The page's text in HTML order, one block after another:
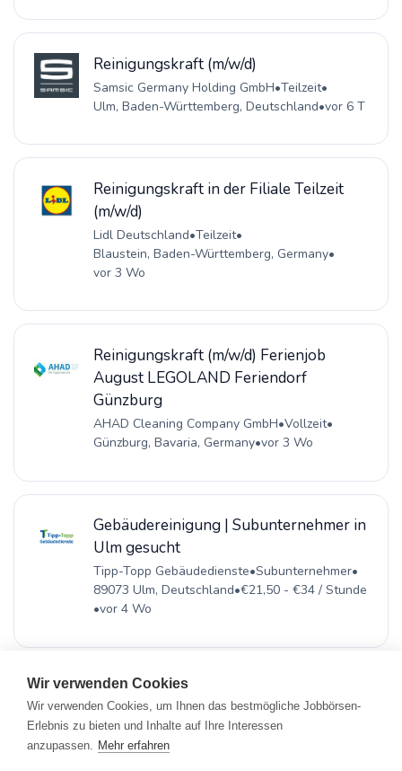
Reinigungskraft (m/w/d)
Samsic Germany Holding GmbH•Teilzeit•
Ulm, Baden-Württemberg, Deutschland•vor 6 T
Reinigungskraft in der Filiale Teilzeit
(m/w/d)
Lidl Deutschland•Teilzeit•
Blaustein, Baden-Württemberg, Germany•
vor 3 Wo
Reinigungskraft (m/w/d) Ferienjob
August LEGOLAND Feriendorf
Günzburg
AHAD Cleaning Company GmbH•Vollzeit•
Günzburg, Bavaria, Germany•vor 3 Wo
Gebäudereinigung | Subunternehmer in
Ulm gesucht
Tipp-Topp Gebäudedienste•Subunternehmer•
89073 Ulm, Deutschland•€21,50 - €34 / Stunde
•vor 4 Wo
Registrieren•Alle Jobs•Blog•Rahmen- und Lohntarifvertrag
Kontakt•Datenschutz
Wir verwenden Cookies
Wir verwenden Cookies, um Ihnen das bestmögliche Jobbörsen-
Erlebnis zu bieten und Inhalte auf Ihre Interessen
anzupassen. Mehr erfahren